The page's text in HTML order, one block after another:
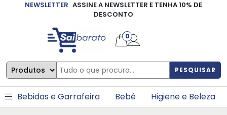
NEWSLETTER ASSINE A NEWSLETTER E TENHA 10% DE
DESCONTO
PESQUISAR
0
Bebidas e Garrafeira Bebé Higiene e Beleza